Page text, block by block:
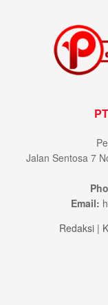
Jalan Sentosa 7
Email:
Redaksi |